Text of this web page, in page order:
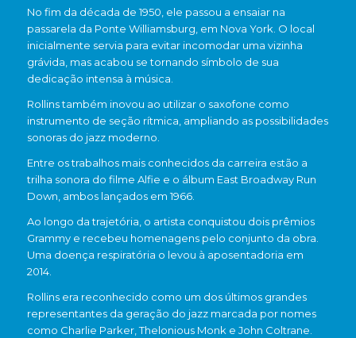
No fim da década de 1950, ele passou a ensaiar na
passarela da Ponte Williamsburg, em Nova York. O local
inicialmente servia para evitar incomodar uma vizinha
grávida, mas acabou se tornando símbolo de sua
dedicação intensa à música.
Rollins também inovou ao utilizar o saxofone como
instrumento de seção rítmica, ampliando as possibilidades
sonoras do jazz moderno.
Entre os trabalhos mais conhecidos da carreira estão a
trilha sonora do filme Alfie e o álbum East Broadway Run
Down , ambos lançados em 1966.
Ao longo da trajetória, o artista conquistou dois prêmios
Grammy e recebeu homenagens pelo conjunto da obra.
Uma doença respiratória o levou à aposentadoria em
2014.
Rollins era reconhecido como um dos últimos grandes
representantes da geração do jazz marcada por nomes
como Charlie Parker,Thelonious Monke John Coltrane.